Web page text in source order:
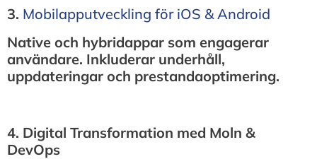
3.⁠ ⁠Mobilapputveckling för iOS & Android
Native och hybridappar som engagerar
användare. Inkluderar underhåll,
uppdateringar och prestandaoptimering.
4.⁠ ⁠Digital Transformation med Moln &
DevOps